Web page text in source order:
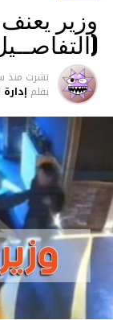
وزير
نشرت منذ
بقلم إدارة